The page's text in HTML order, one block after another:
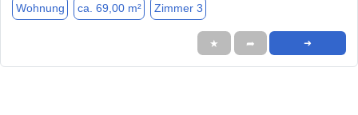
Wohnung ca. 69,00 m² Zimmer 3
★ ➦ ➜